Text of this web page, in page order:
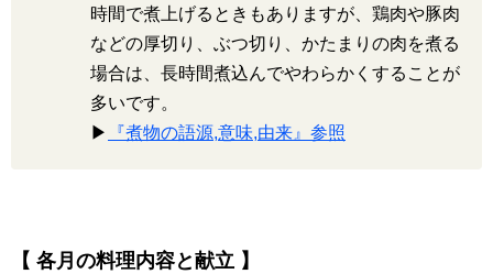
時間で煮上げるときもありますが、鶏肉や豚肉
などの厚切り、ぶつ切り、かたまりの肉を煮る
場合は、長時間煮込んでやわらかくすることが
多いです。
▶
『煮物の語源,意味,由来』参照
【 各月の料理内容と献立 】